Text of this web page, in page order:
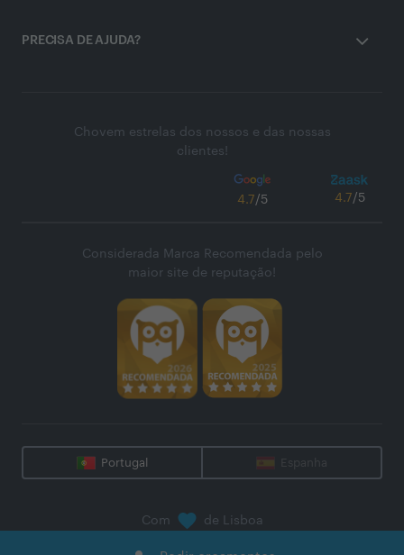
PRECISA DE AJUDA?
Chovem estrelas dos nossos e das nossas
clientes!
4.7/5 4.7/5
Considerada Marca Recomendada pelo
maior site de reputação!
Portugal Espanha
Com de Lisboa
Zaask - Plataforma Digital, S.A.